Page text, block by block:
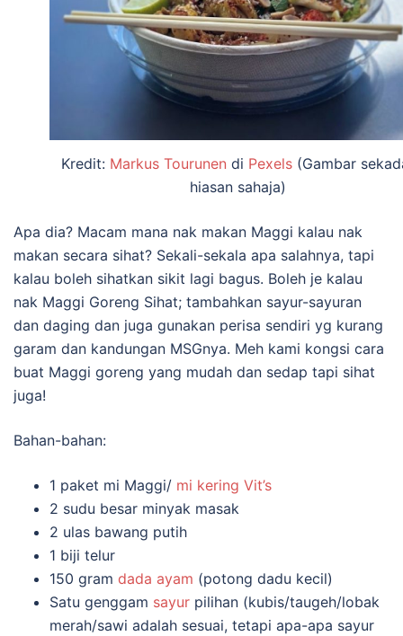
Kredit: Markus Tourunen di Pexels(Gambar
hiasan sahaja)
Apa dia? Macam mana nak makan Maggi kalau nak
makan secara sihat? Sekali-sekala apa salahnya, tapi
kalau boleh sihatkan sikit lagi bagus. Boleh je kalau
nak Maggi Goreng Sihat; tambahkan sayur-sayuran
dan daging dan juga gunakan perisa sendiri yg kurang
garam dan kandungan MSGnya. Meh kami kongsi cara
buat Maggi goreng yang mudah dan sedap tapi sihat
juga!
Bahan-bahan:
1 paket mi Maggi/ mi kering Vit’s
2 sudu besar minyak masak
2 ulas bawang putih
1 biji telur
150 gram dada ayam (potong dadu kecil)
Satu genggam sayur pilihan (kubis/taugeh/lobak
merah/sawi adalah sesuai, tetapi apa-apa sayur